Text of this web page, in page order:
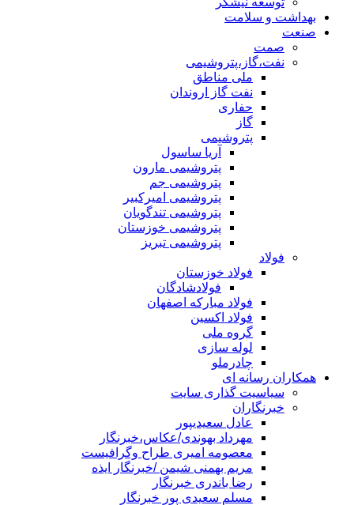
بهداشت و سلامت
صنعت
صمت
نفت،گاز،پتروشیمی
ملی مناطق
نفت گاز اروندان
حفاری
گاز
پتروشیمی
آریا ساسول
پتروشیمی مارون
پتروشیمی جم
پتروشیمی امیرکبیر
پتروشیمی تندگویان
پتروشیمی خوزستان
پتروشیمی تبریز
فولاد
فولاد خوزستان
فولادشادگان
فولاد مبارکه اصفهان
فولاد اکسین
گروه ملی
لوله سازی
چادرملو
همکاران رسانه ای
سیاسیت گذاری سایت
خبرنگاران
عادل سعیدیپور
مهرداد بهوندی/عکاس،خبرنگار
معصومه امیری طراح وگرافیست
مریم بهمنی شیمن /خبرنگار ایذه
رضا باندری خبرنگار
مسلم سعیدی پور خبرنگار